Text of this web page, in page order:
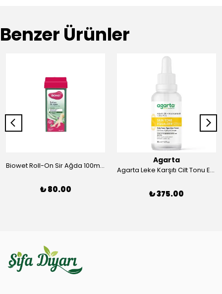
Benzer Ürünler
Biowet Roll-On Sir Ağda 100ml Azulen
₺ 80.00
Agarta
Agarta Leke Karşıtı Cilt Tonu Eşitleyici Arbutin Serum 30 ml
₺ 375.00